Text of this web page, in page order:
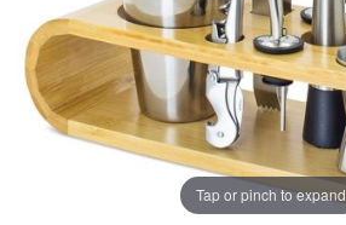
Tap or pinch to expand